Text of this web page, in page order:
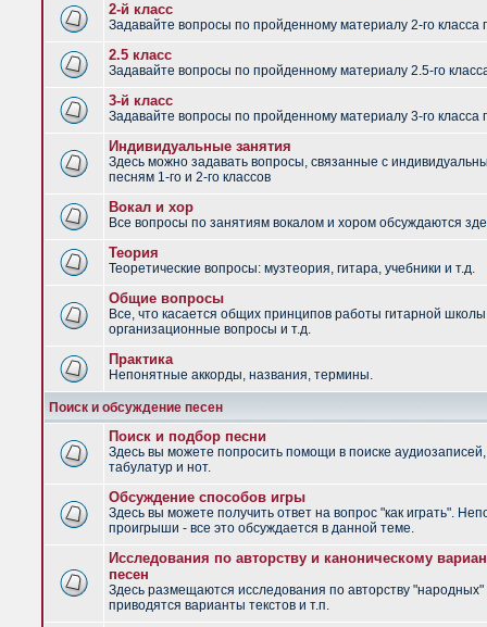
2-й класс
Задавайте вопросы по пройденному материалу 2-го класса
2.5 класс
Задавайте вопросы по пройденному материалу 2.5-го
3-й класс
Задавайте вопросы по пройденному материалу 3-го класса
Индивидуальные занятия
Здесь можно задавать вопросы, связанные с
песням 1-го и 2-го классов
Вокал и хор
Все вопросы по занятиям вокалом и хором обсуждаются
Теория
Теоретические вопросы: музтеория, гитара, учебники и т.д.
Общие вопросы
Все, что касается общих принципов работы гитарной
организационные вопросы и т.д.
Практика
Непонятные аккорды, названия, термины.
Поиск и обсуждение песен
Поиск и подбор песни
Здесь вы можете попросить помощи в поиске аудиозаписей,
табулатур и нот.
Обсуждение способов игры
Здесь вы можете получить ответ на вопрос "как играть".
проигрыши - все это обсуждается в данной теме.
Исследования по авторству и каноническому
песен
Здесь размещаются исследования по авторству "народных"
приводятся варианты текстов и т.п.